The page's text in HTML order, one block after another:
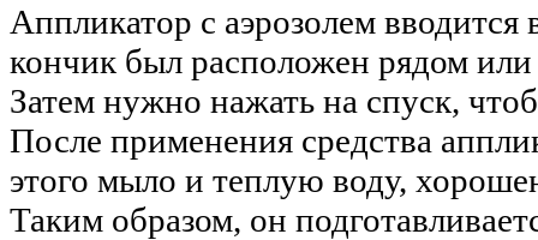
Аппликатор с аэрозолем
кончик был расположен рядом
Затем нужно нажать на спуск,
После применения средства
этого мыло и теплую воду,
Таким образом, он